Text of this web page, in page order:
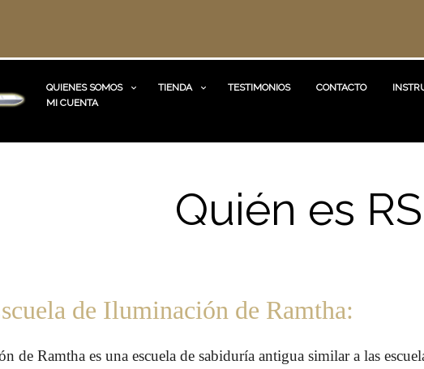
QUIENES SOMOS TIENDA TESTIMONIOS CONTACTO
MI CUENTA
Quién es
de Iluminación de Ramtha:
de Ramtha es una escuela de sabiduría antigua similar a las